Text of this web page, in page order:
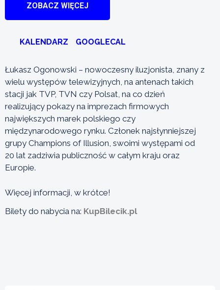
ZOBACZ WIĘCEJ
KALENDARZ GOOGLECAL
Łukasz Ogonowski – nowoczesny iluzjonista, znany z
wielu występów telewizyjnych, na antenach takich
stacji jak TVP, TVN czy Polsat, na co dzień
realizujący pokazy na imprezach firmowych
największych marek polskiego czy
międzynarodowego rynku. Członek najsłynniejszej
grupy Champions of Illusion, swoimi występami od
20 lat zadziwia publiczność w całym kraju oraz
Europie.
Więcej informacji, w krótce!
Bilety do nabycia na: KupBilecik.pl